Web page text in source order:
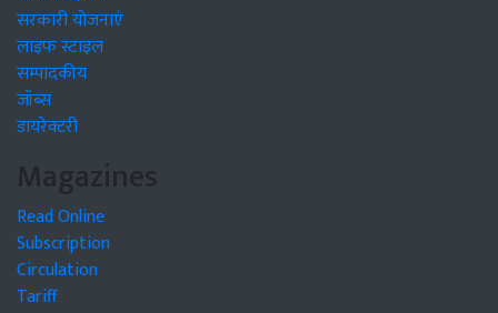
सरकारी योजनाएं
लाइफ स्टाइल
सम्पादकीय
जॉब्स
डायरेक्टरी
Magazines
Read Online
Subscription
Circulation
Tariff